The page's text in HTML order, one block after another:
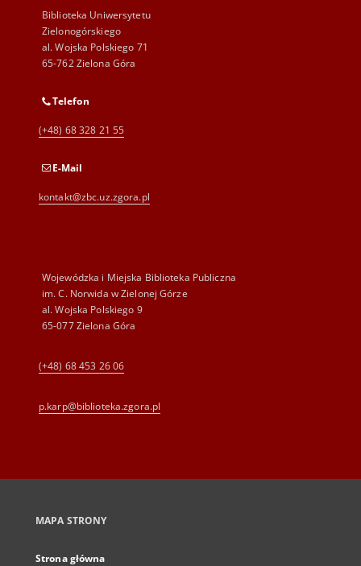
Biblioteka Uniwersytetu
Zielonogórskiego
al. Wojska Polskiego 71
65-762 Zielona Góra
Telefon
(+48) 68 328 21 55
E-Mail
kontakt@zbc.uz.zgora.pl
Wojewódzka i Miejska Biblioteka Publiczna
im. C. Norwida w Zielonej Górze
al. Wojska Polskiego 9
65-077 Zielona Góra
(+48) 68 453 26 06
p.karp@biblioteka.zgora.pl
MAPA STRONY
Strona główna